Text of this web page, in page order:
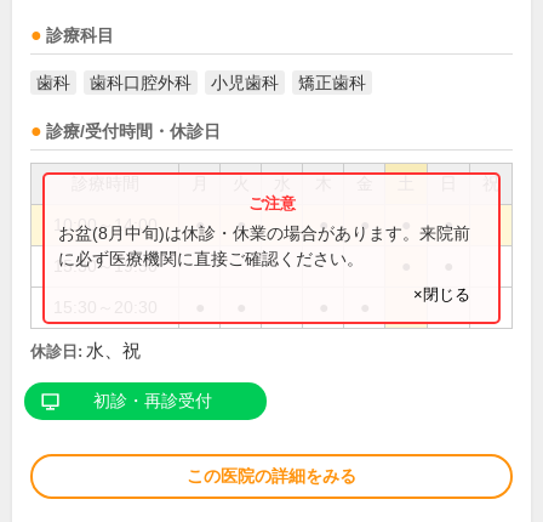
診療科目
歯科 歯科口腔外科 小児歯科 矯正歯科
診療/受付時間・休診日
祝
10:00～14:00 ● ● ● ● ●
15:30～19:30
お盆(8月中旬)は休診・休業の場合があります。来院前
に必ず医療機関に直接ご確認ください。
×閉じる
休診日: 水、祝
初診・再診受付
この医院の詳細をみる